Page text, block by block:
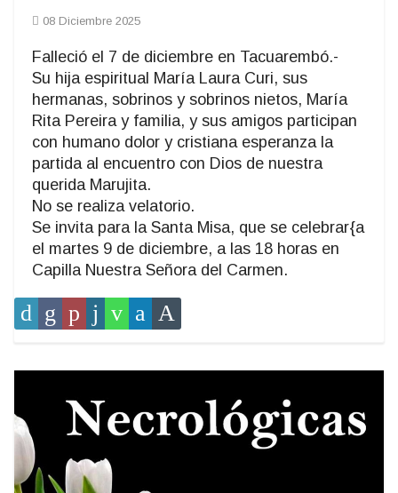
08 Diciembre 2025
Falleció el 7 de diciembre en Tacuarembó.-
Su hija espiritual María Laura Curi, sus
hermanas, sobrinos y sobrinos nietos, María
Rita Pereira y familia, y sus amigos participan
con humano dolor y cristiana esperanza la
partida al encuentro con Dios de nuestra
querida Marujita.
No se realiza velatorio.
Se invita para la Santa Misa, que se celebrar{a
el martes 9 de diciembre, a las 18 horas en
Capilla Nuestra Señora del Carmen.